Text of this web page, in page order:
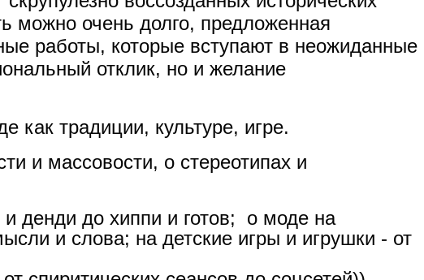
можно очень долго, предложенная
работы, которые вступают в неожиданные
отклик, но и желание
как традиции, культуре, игре.
и массовости, о стереотипах и
денди до хиппи и готов;
о моде на
и слова; на детские игры и игрушки - от